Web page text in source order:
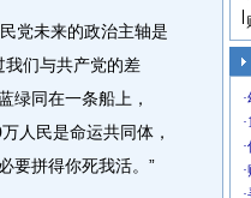
党未来的政治主轴是
我们与共产党的差
绿同在一条船上，
人民是命运共同体，
要拼得你死我活。”